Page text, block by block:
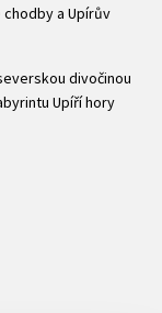
chodby a Upírův
divočinou
Upíří hory